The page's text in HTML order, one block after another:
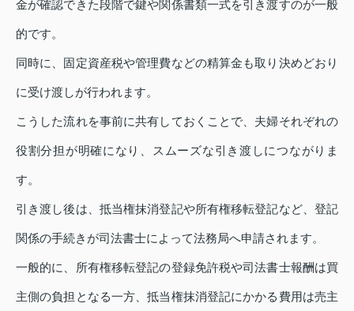
金が確認できた段階で鍵や関係書類一式を引き渡すのが一般
的です。
同時に、固定資産税や管理費などの精算金も取り決めどおり
に受け渡しが行われます。
こうした流れを事前に共有しておくことで、夫婦それぞれの
役割分担が明確になり、スムーズな引き渡しにつながりま
す。
引き渡し後は、抵当権抹消登記や所有権移転登記など、登記
関係の手続きが司法書士によって法務局へ申請されます。
一般的に、所有権移転登記の登録免許税や司法書士報酬は買
主側の負担となる一方、抵当権抹消登記にかかる費用は売主